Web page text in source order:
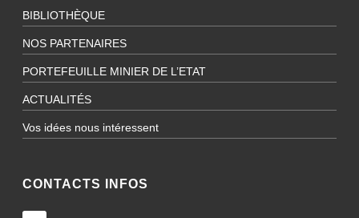
BIBLIOTHÈQUE
NOS PARTENAIRES
PORTEFEUILLE MINIER DE L’ETAT
ACTUALITÉS
Vos idées nous intéressent
CONTACTS INFOS